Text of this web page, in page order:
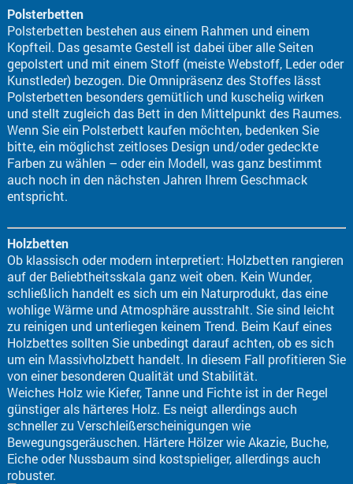
Polsterbetten
Polsterbetten bestehen aus einem Rahmen und einem
Kopfteil. Das gesamte Gestell ist dabei über alle Seiten
gepolstert und mit einem Stoff (meiste Webstoff, Leder oder
Kunstleder) bezogen. Die Omnipräsenz des Stoffes lässt
Polsterbetten besonders gemütlich und kuschelig wirken
und stellt zugleich das Bett in den Mittelpunkt des Raumes.
Wenn Sie ein Polsterbett kaufen möchten, bedenken Sie
bitte, ein möglichst zeitloses Design und/oder gedeckte
Farben zu wählen – oder ein Modell, was ganz bestimmt
auch noch in den nächsten Jahren Ihrem Geschmack
entspricht.
Holzbetten
Ob klassisch oder modern interpretiert: Holzbetten rangieren
auf der Beliebtheitsskala ganz weit oben. Kein Wunder,
schließlich handelt es sich um ein Naturprodukt, das eine
wohlige Wärme und Atmosphäre ausstrahlt. Sie sind leicht
zu reinigen und unterliegen keinem Trend. Beim Kauf eines
Holzbettes sollten Sie unbedingt darauf achten, ob es sich
um ein Massivholzbett handelt. In diesem Fall profitieren Sie
von einer besonderen Qualität und Stabilität.
Weiches Holz wie Kiefer, Tanne und Fichte ist in der Regel
günstiger als härteres Holz. Es neigt allerdings auch
schneller zu Verschleißerscheinigungen wie
Bewegungsgeräuschen. Härtere Hölzer wie Akazie, Buche,
Eiche oder Nussbaum sind kostspieliger, allerdings auch
robuster.